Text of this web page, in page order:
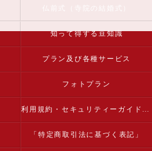
知って得する豆知識
プラン及び各種サービス
フォトプラン
利用規約・セキュリティーガイドライン
「特定商取引法に基づく表記」